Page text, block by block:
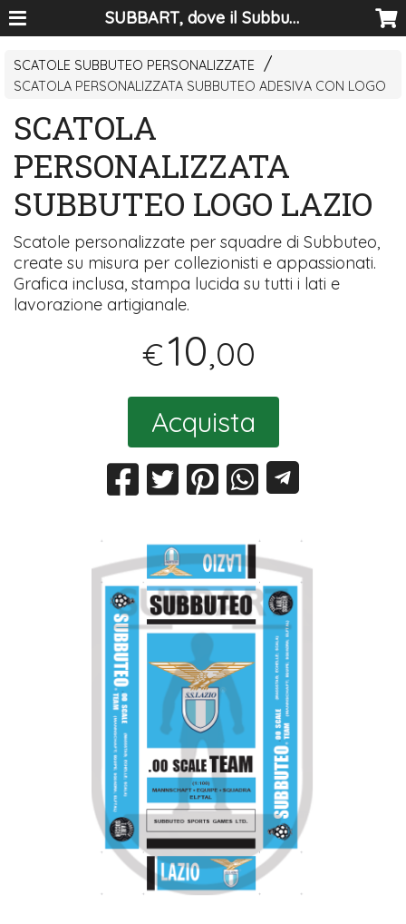
SUBBART, dove il Subbuteo diventa arte
SCATOLE SUBBUTEO PERSONALIZZATE
SCATOLA PERSONALIZZATA SUBBUTEO ADESIVA CON LOGO
SCATOLA
PERSONALIZZATA
SUBBUTEO LOGO LAZIO
Scatole personalizzate per squadre di Subbuteo,
create su misura per collezionisti e appassionati.
Grafica inclusa, stampa lucida su tutti i lati e
lavorazione artigianale.
€10,00
Acquista